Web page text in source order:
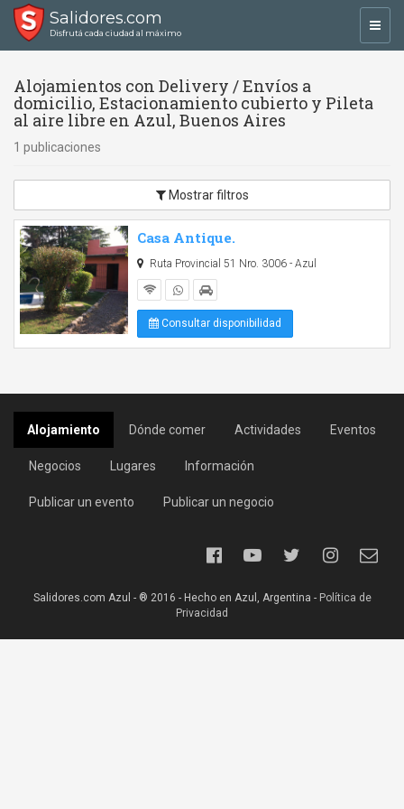
Salidores.com
Disfrutá cada ciudad al máximo
Alojamientos con Delivery / Envíos a
domicilio, Estacionamiento cubierto y Pileta
al aire libre en Azul, Buenos Aires
1 publicaciones
Mostrar filtros
Casa Antique.
Ruta Provincial 51 Nro. 3006 - Azul
Consultar disponibilidad
Alojamiento Dónde comer Actividades Eventos
Negocios Lugares Información
Publicar un evento Publicar un negocio
Salidores.com Azul - ® 2016 - Hecho en Azul, Argentina - Política de
Privacidad